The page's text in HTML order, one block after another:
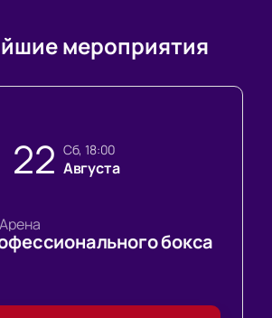
мероприятия
22 сб, 18:00
Августа
бокса